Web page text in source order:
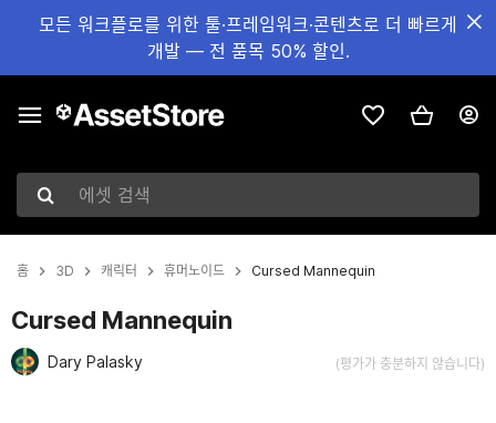
모든 워크플로를 위한 툴·프레임워크·콘텐츠로 더 빠르게
개발 — 전 품목 50% 할인.
에셋 검색
홈 3D 캐릭터 휴머노이드 Cursed Mannequin
Cursed Mannequin
Dary Palasky (평가가 충분하지 않습니다)